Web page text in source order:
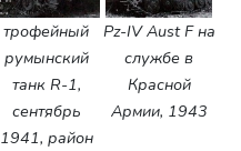
трофейный
румынский
танк R-1,
сентябрь
1941, район
Pz-IV Aust F на
службе в
Красной
Армии, 1943